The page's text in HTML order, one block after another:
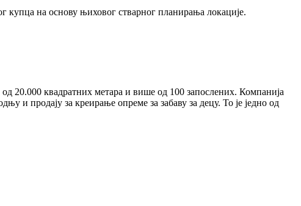
купца на основу њиховог стварног планирања локације.
20.000 квадратних метара и више од 100 запослених. Компанија
и продају за креирање опреме за забаву за децу. То је једно од